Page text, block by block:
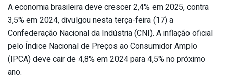
A economia brasileira deve crescer 2,4% em 2025, contra
3,5% em 2024, divulgou nesta terça-feira (17) a
Confederação Nacional da Indústria (CNI). A inflação oficial
pelo Índice Nacional de Preços ao Consumidor Amplo
(IPCA) deve cair de 4,8% em 2024 para 4,5% no próximo
ano.